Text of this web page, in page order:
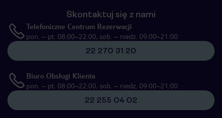
Skontaktuj się z nami
Telefoniczne Centrum Rezerwacji
pon. – pt. 08:00–22:00, sob. – niedz. 09:00–21:00
22 270 31 20
Biuro Obsługi Klienta
pon. – pt. 08:00–22:00, sob. – niedz. 09:00–21:00
22 255 04 02